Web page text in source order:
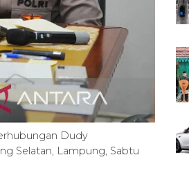
Dudy
Selatan, Lampung, Sabtu